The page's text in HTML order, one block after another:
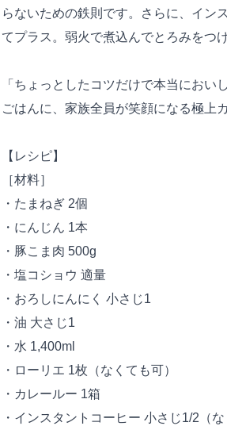
らないための鉄則です。さらに、イン
てプラス。弱火で煮込んでとろみをつ
「ちょっとしたコツだけで本当にお
ごはんに、家族全員が笑顔になる極上
【レシピ】
［材料］
・たまねぎ 2個
・にんじん 1本
・豚こま肉 500g
・塩コショウ 適量
・おろしにんにく 小さじ1
・油 大さじ1
・水 1,400ml
・ローリエ 1枚（なくても可）
・カレールー 1箱
・インスタントコーヒー 小さじ1/2（な